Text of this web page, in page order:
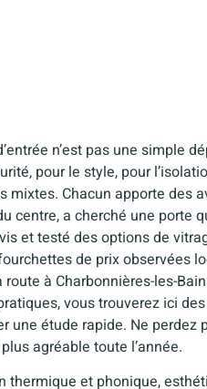
n’est pas une simple
pour le style, pour
mixtes. Chacun apporte des
centre, a cherché une porte
et testé des options de
de prix observées
à Charbonnières-les-
vous trouverez ici
une étude rapide. Ne perdez
agréable toute l’année.
thermique et phonique,